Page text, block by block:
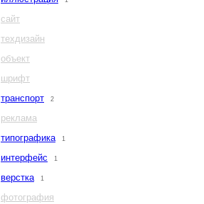
сайт
техдизайн
объект
шрифт
транспорт
2
реклама
типографика
1
интерфейс 1
верстка 1
фотография